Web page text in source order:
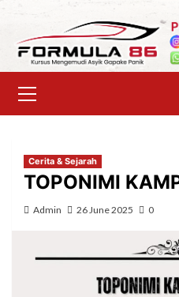
content
Menu
Cerita & Sejarah
TOPONIMI
Admin 26 June 2025 0